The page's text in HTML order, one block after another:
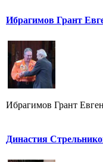
Ибрагимов Грант
Ибрагимов Грант
Династия